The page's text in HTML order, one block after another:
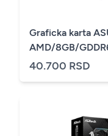
Graficka karta
AMD/8GB/
40.700 RSD